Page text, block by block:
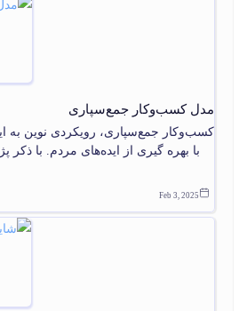
مدل کسب‌وکار جمع‌سپاری
کسب‌وکار جمع‌سپاری، رویکردی نوین به
با بهره گیری از ایده‌های مردم. با ذکر
Feb 3, 2025